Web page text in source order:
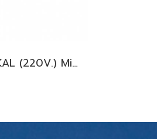
PCY-M30KAL (220V.) Mitsubishi Electric Mr.Slim รุ่นแขวนใต้ฝ้า INVERTER น้ำยา R32 พร้อมบริการติดตั้ง